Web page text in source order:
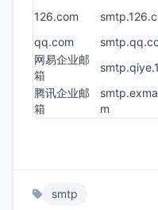
126.com
qq.com
网易企业邮
箱
腾讯企业邮
箱
m
smtp